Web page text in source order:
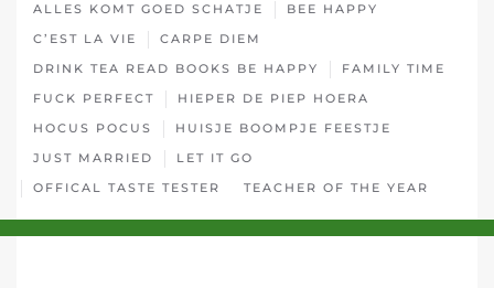
ALLES KOMT GOED SCHATJE
BEE HAPPY
C’EST LA VIE
CARPE DIEM
DRINK TEA READ BOOKS BE HAPPY
FAMILY TIME
FUCK PERFECT
HIEPER DE PIEP HOERA
HOCUS POCUS
HUISJE BOOMPJE FEESTJE
JUST MARRIED
LET IT GO
OFFICAL TASTE TESTER
TEACHER OF THE YEAR